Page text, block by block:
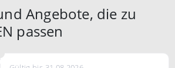
Angebote, die zu
passen